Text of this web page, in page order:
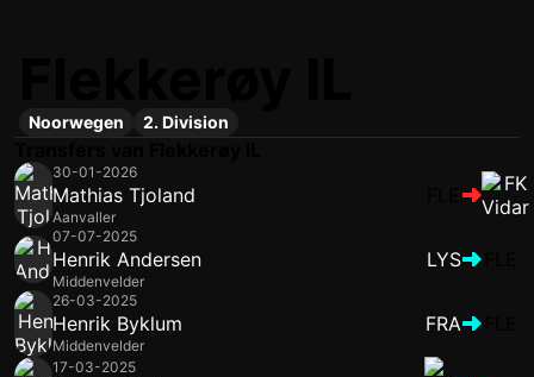
Noorwegen 2. Division
30-01-2026
Mathias Tjoland
Aanvaller
07-07-2025
Henrik Andersen
Middenvelder
LYS
26-03-2025
Henrik Byklum
Middenvelder
FRA
17-03-2025